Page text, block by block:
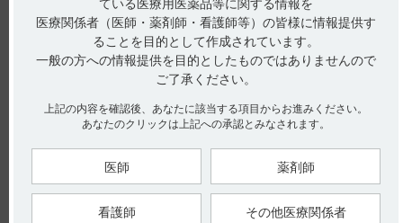
製品名の由来について教えてください。
インタビューフォームには、製品名の由来に関する以下の記載
があります。
■名称の由来（引用1、2）
旅行必需品であることから、「Travel」をとり、語呂をよくす
るために「ミン」をつけて命名した。
ている医療用医薬品等に関する情報を
医療関係者（医師・薬剤師・看護師等）の皆様に情報提供す
ることを目的として作成されています。
一般の方への情報提供を目的としたものではありませんので
ご了承ください。
上記の内容を確認後、あなたに該当する項目からお進みください。
あなたのクリックは上記への承認とみなされます。
医師 薬剤師
看護師 その他医療関係者